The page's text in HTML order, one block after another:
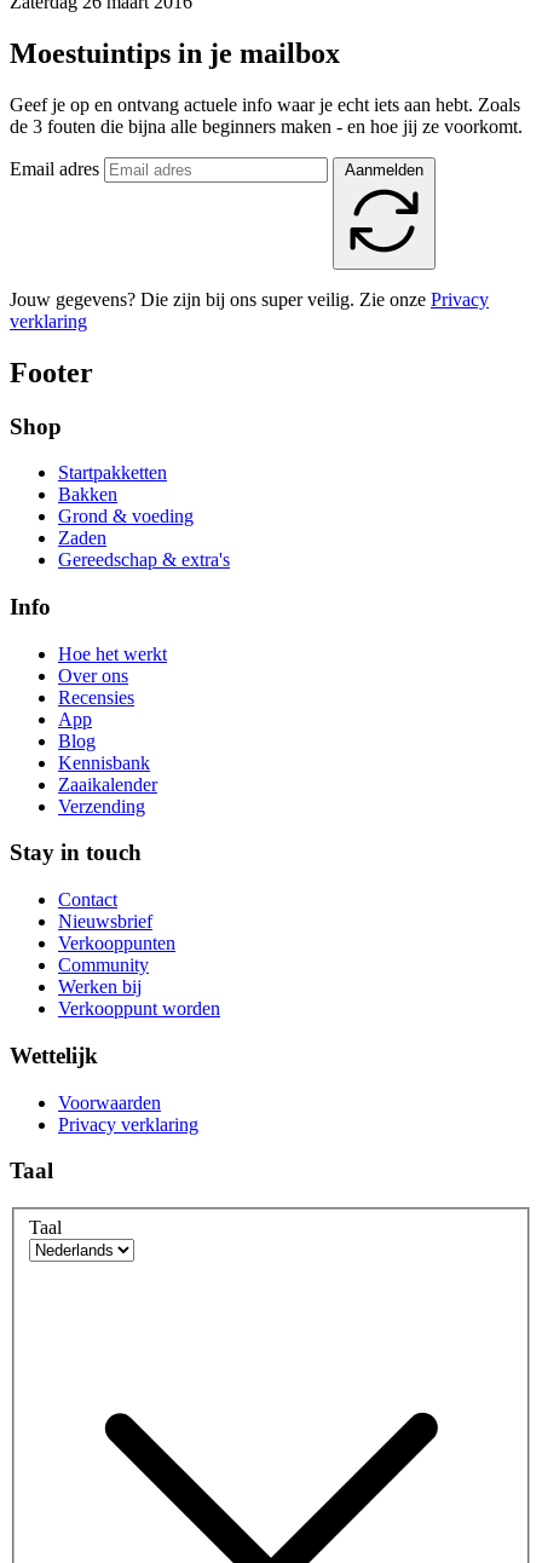
Moestuintips in je mailbox
Geef je op en ontvang actuele info waar je echt iets aan hebt. Zoals
de 3 fouten die bijna alle beginners maken - en hoe jij ze voorkomt.
Email adres Aanmelden
Jouw gegevens? Die zijn bij ons super veilig. Zie onze Privacy
verklaring
Footer
Shop
Startpakketten
Bakken
Grond & voeding
Zaden
Gereedschap & extra's
Info
Hoe het werkt
Over ons
Recensies
App
Blog
Kennisbank
Zaaikalender
Verzending
Stay in touch
Contact
Nieuwsbrief
Verkooppunten
Community
Werken bij
Verkooppunt worden
Wettelijk
Voorwaarden
Privacy verklaring
Taal
Taal